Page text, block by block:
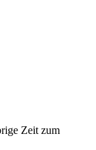
Zeit zum